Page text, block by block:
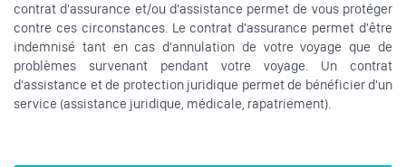
contrat d'assurance et/ou d'assistance permet de vous protéger
contre ces circonstances. Le contrat d'assurance permet d'être
indemnisé tant en cas d'annulation de votre voyage que de
problèmes survenant pendant votre voyage. Un contrat
d'assistance et de protection juridique permet de bénéficier d'un
service (assistance juridique, médicale, rapatriement).